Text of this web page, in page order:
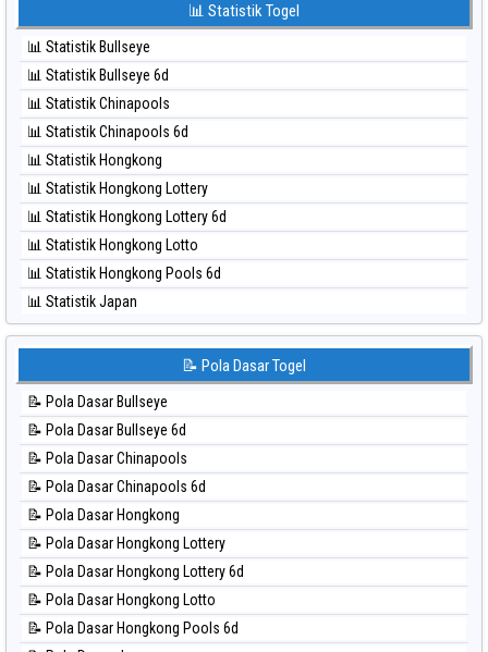
⚽ Bola Merah Taiwan
⚽ Bola Hitam Kuda Lari
⚽ Bola Hitam Magnum Cambodia
⚽ Bola Hitam Nagoya
⚽ Bola Hitam North Carolina Day
⚽ Bola Hitam Pcso
⚽ Bola Hitam Sao Paulo
⚽ Bola Hitam Singapore
⚽ Bola Hitam Sydney
⚽ Bola Hitam Sydney Lottery
⚽ Bola Hitam Sydney Lottery 6d
⚽ Bola Hitam Sydney Lotto
⚽ Bola Hitam Taiwan
📊 Statistik Togel
📊 Statistik Bullseye
📊 Statistik Bullseye 6d
📊 Statistik Chinapools
📊 Statistik Chinapools 6d
📊 Statistik Hongkong
📊 Statistik Hongkong Lottery
📊 Statistik Hongkong Lottery 6d
📊 Statistik Hongkong Lotto
📊 Statistik Hongkong Pools 6d
📊 Statistik Japan
📊 Statistik Japan 6d
📊 Statistik Kuda Lari
📊 Statistik Magnum Cambodia
📊 Statistik Nagoya
📊 Statistik New York Midday
📊 Statistik North Carolina Day
📊 Statistik Pcso
📊 Statistik Pennsylvania Day
📊 Statistik Sao Paulo
📊 Statistik Singapore
📊 Statistik Sydney
📝 Pola Dasar Togel
📝 Pola Dasar Bullseye
📝 Pola Dasar Bullseye 6d
📝 Pola Dasar Chinapools
📝 Pola Dasar Chinapools 6d
📝 Pola Dasar Hongkong
📝 Pola Dasar Hongkong Lottery
📝 Pola Dasar Hongkong Lottery 6d
📝 Pola Dasar Hongkong Lotto
📝 Pola Dasar Hongkong Pools 6d